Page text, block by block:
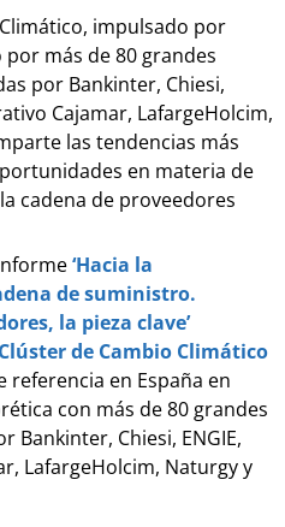
impulsado por
más de 80 grandes
por Bankinter, Chiesi,
Cajamar, LafargeHolcim,
las tendencias más
en materia de
cadena de proveedores
‘Hacia la
de suministro.
la pieza clave’
Clúster de Cambio Climático
en España en
con más de 80 grandes
Bankinter, Chiesi, ENGIE,
LafargeHolcim, Naturgy y